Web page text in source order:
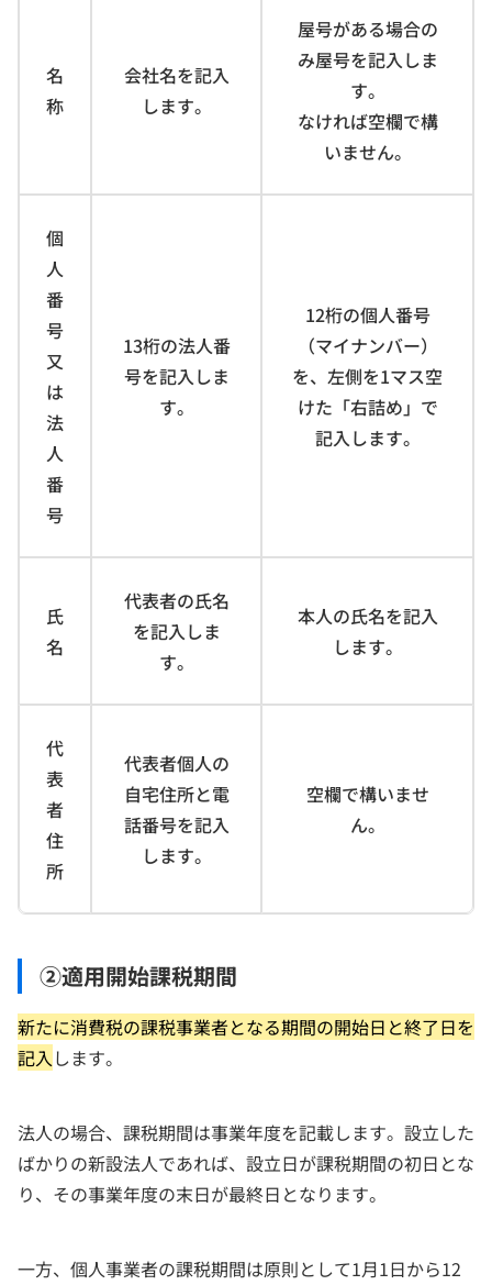
名
称
会社名を記入
します。
屋号がある場合の
み屋号を記入しま
す。
なければ空欄で構
いません。
個
人
番
号
又
は
法
人
番
号
13桁の法人番
号を記入しま
す。
12桁の個人番号
（マイナンバー）
を、左側を1マス空
けた「右詰め」で
記入します。
氏
名
代表者の氏名
を記入しま
す。
本人の氏名を記入
します。
代
表
者
住
所
代表者個人の
自宅住所と電
話番号を記入
します。
空欄で構いませ
ん。
②適用開始課税期間
新たに消費税の課税事業者となる期間の開始日と終了日を
記入します。
法人の場合、課税期間は事業年度を記載します。設立した
ばかりの新設法人であれば、設立日が課税期間の初日とな
り、その事業年度の末日が最終日となります。
一方、個人事業者の課税期間は原則として1月1日から12